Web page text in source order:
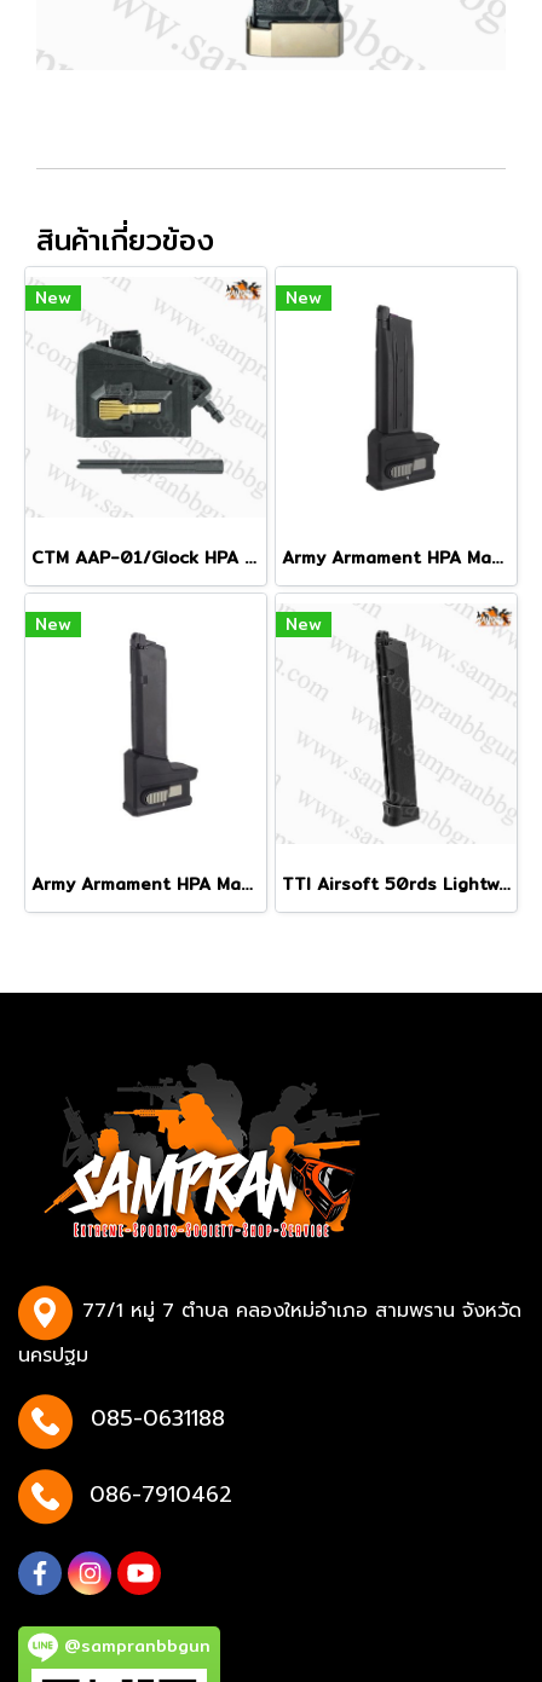
สินค้าเกี่ยวข้อง
New
CTM AAP-01/Glock HPA M4 Magazine Adapter
New
Army Armament HPA Magazine Adapter for Marui Hi-Capa
New
Army Armament HPA Magazine Adapter for Marui G-Series/AAP01
New
TTI Airsoft 50rds Lightweight Gas Magazine for WE G-Series / AAP01
77/1 หมู่ 7 ตำบล คลองใหม่อำเภอ สามพราน จังหวัด
นครปฐม
085-0631188
086-7910462
@sampranbbgun